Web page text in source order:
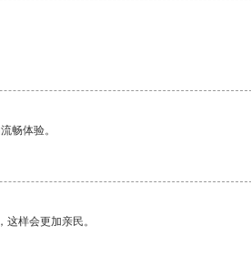
畅体验。
样会更加亲民。